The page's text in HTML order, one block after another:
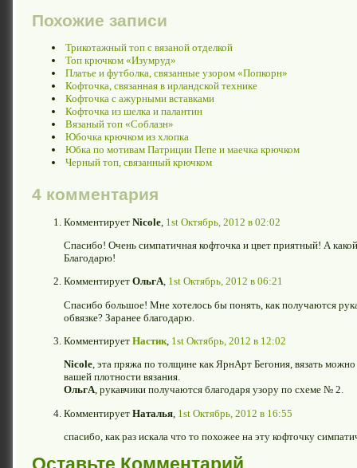
Похожие записи
Трикотажный топ с вязаной отделкой
Топ крючком «Изумруд»
Платье и футболка, связанные узором «Попкорн»
Кофточка, связанная в ирландской технике
Кофточка с ажурными вставками
Кофточка из шелка и палантин
Вязаный топ «Соблазн»
Юбочка крючком из хлопка
Юбка по мотивам Патриции Пепе и маечка крючком
Черный топ, связанный крючком
4 комментария
Комментирует Nicole 1st Октябрь, 2012 в 02:02
Спасибо! Очень симпатичная кофточка и цвет приятный! А
Благодарю!
Комментирует ОльгА, 1st Октябрь, 2012 в 06:21
Спасибо большое! Мне хотелось бы понять, как получаются
обвязке? Заранее благодарю.
Комментирует Настик 1st Октябрь, 2012 в 12:02
Nicole, эта пряжа по толщине как ЯрнАрт Бегония, вязать
вашей плотности вязания.
ОльгА, рукавчики получаются благодаря узору по схеме № 2.
Комментирует Наталья 1st Октябрь, 2012 в 16:55
спасибо, как раз искала что то похожее на эту кофточку